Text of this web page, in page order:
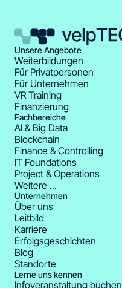
Unsere Angebote
Weiterbildungen
Für Privatpersonen
Für Unternehmen
VR Training
Finanzierung
Fachbereiche
AI & Big Data
Blockchain
Finance & Controlling
IT Foundations
Project & Operations
Weitere ...
Unternehmen
Über uns
Leitbild
Karriere
Erfolgsgeschichten
Blog
Standorte
Lerne uns kennen
Infoveranstaltung buchen